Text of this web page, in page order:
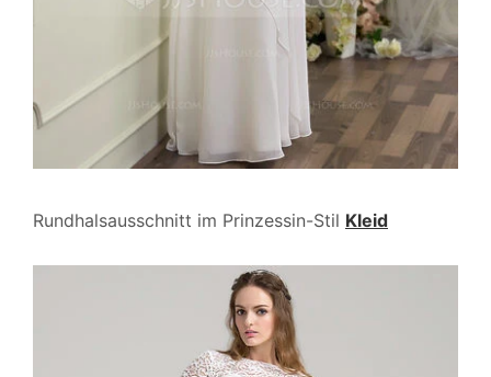
Rundhalsausschnitt im Prinzessin-Stil Kleid